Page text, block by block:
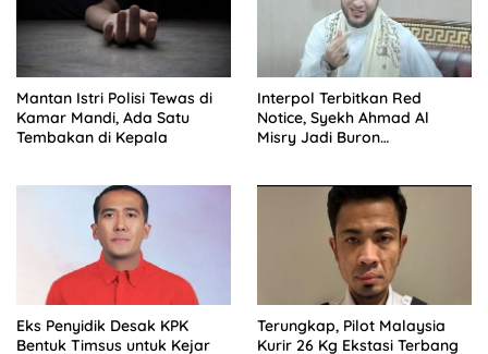
Mantan Istri Polisi Tewas di
Kamar Mandi, Ada Satu
Tembakan di Kepala
Interpol Terbitkan Red
Notice, Syekh Ahmad Al
Misry Jadi Buron
Eks Penyidik Desak KPK
Bentuk Timsus untuk Kejar
Terungkap, Pilot Malaysia
Kurir 26 Kg Ekstasi Terbang